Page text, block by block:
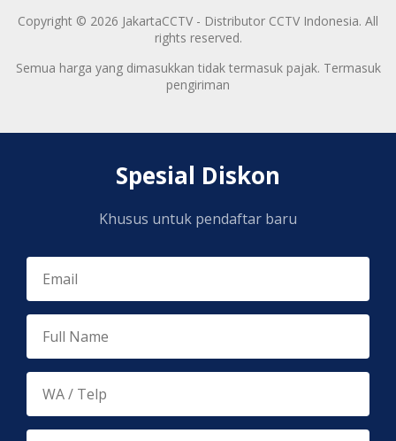
Copyright © 2026 JakartaCCTV - Distributor CCTV Indonesia. All
rights reserved.
Semua harga yang dimasukkan tidak termasuk pajak. Termasuk
pengiriman
Spesial Diskon
Khusus untuk pendaftar baru